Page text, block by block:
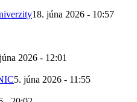
18. júna 2026 - 10:57
2026 - 12:01
5. júna 2026 - 11:55